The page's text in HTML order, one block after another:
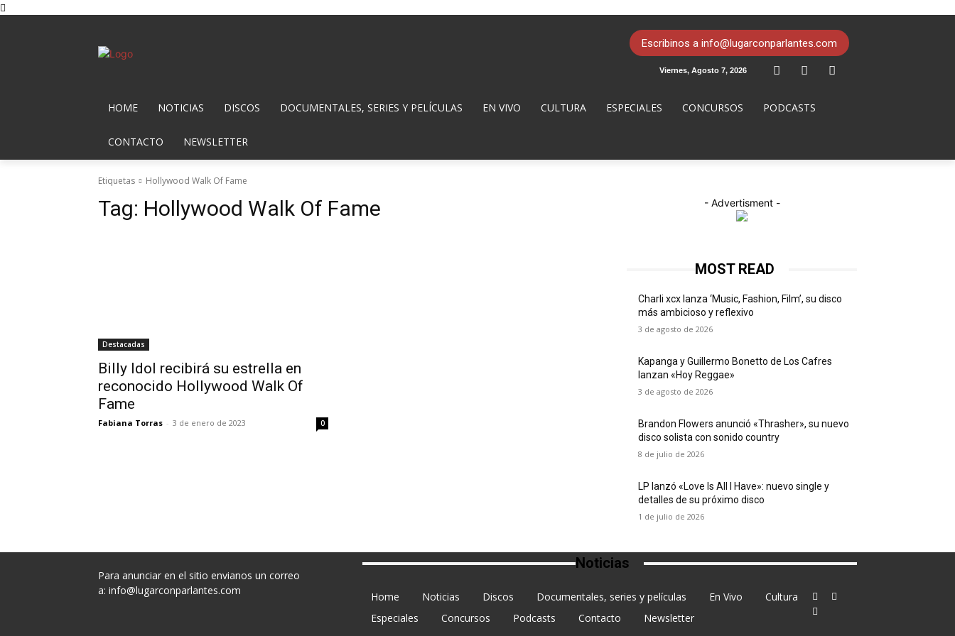
Escribinos a info@lugarconparlantes.com
Viernes, Agosto 7, 2026
HOME NOTICIAS DISCOS DOCUMENTALES, SERIES Y PELÍCULAS EN VIVO CULTURA ESPECIALES CONCURSOS PODCASTS
CONTACTO NEWSLETTER
Etiquetas Hollywood Walk Of Fame
Tag: Hollywood Walk Of Fame
Destacadas
Billy Idol recibirá su estrella en
reconocido Hollywood Walk Of
Fame
Fabiana Torras - 3 de enero de 2023 0
- Advertisment -
MOST READ
Charli xcx lanza ‘Music, Fashion, Film’, su disco
más ambicioso y reflexivo
3 de agosto de 2026
Kapanga y Guillermo Bonetto de Los Cafres
lanzan «Hoy Reggae»
3 de agosto de 2026
Brandon Flowers anunció «Thrasher», su nuevo
disco solista con sonido country
8 de julio de 2026
LP lanzó «Love Is All I Have»: nuevo single y
detalles de su próximo disco
1 de julio de 2026
Para anunciar en el sitio envianos un correo
a: info@lugarconparlantes.com
Noticias
Home Noticias Discos Documentales, series y películas En Vivo
Cultura
Especiales
Concursos Podcasts Contacto Newsletter